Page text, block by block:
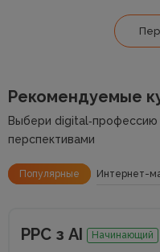
Рекомендуемые
Выбери digital‑профессию
перспективами
Популярные Интернет-
РРС з АІ Начинающий